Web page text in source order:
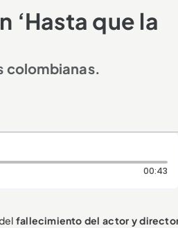
que la
colombianas.
00:43
fallecimiento del actor y